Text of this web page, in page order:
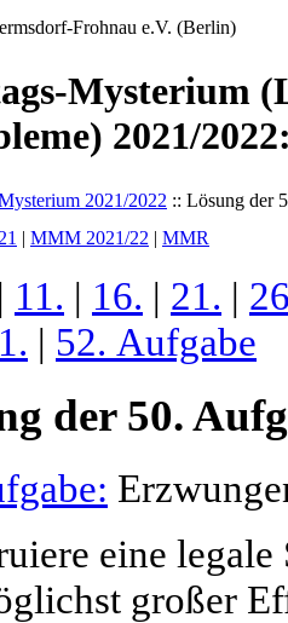
Frohnau e.V. (Berlin)
Mysterium
2021/
2021/2022 :: Lösung der
| MMM 2021/22 | MMR
| 11. | 16. | 21. |
| 52. Aufgabe
der 50.
eine
großer